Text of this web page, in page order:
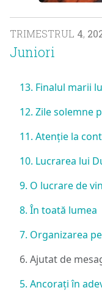
TRIMESTRUL 4,
Juniori
13. Finalul marii
12. Zile solemne
11. Atenție la
10. Lucrarea lui
9. O lucrare de
8. În toată lumea
7. Organizarea
6. Ajutat de
5. Ancorați în